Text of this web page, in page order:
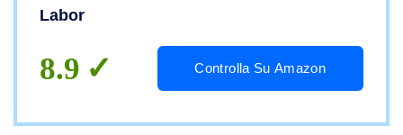
Labor
8.9 Controlla Su Amazon